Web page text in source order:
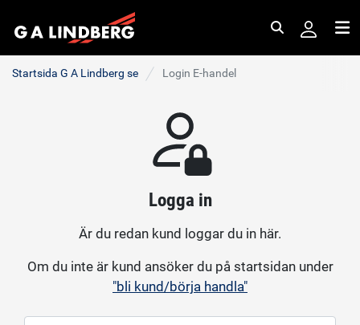
Startsida G A Lindberg se Login E-handel
Logga in
Är du redan kund loggar du in här.
Om du inte är kund ansöker du på startsidan under
"bli kund/börja handla"